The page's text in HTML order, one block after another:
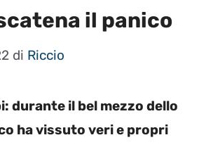
il panico
di Riccio
durante il bel mezzo dello
ha vissuto veri e propri